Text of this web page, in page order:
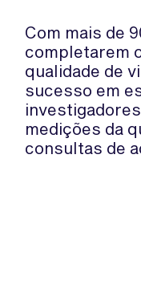
Com mais de
completarem
qualidade de
sucesso em
medições da
consultas de